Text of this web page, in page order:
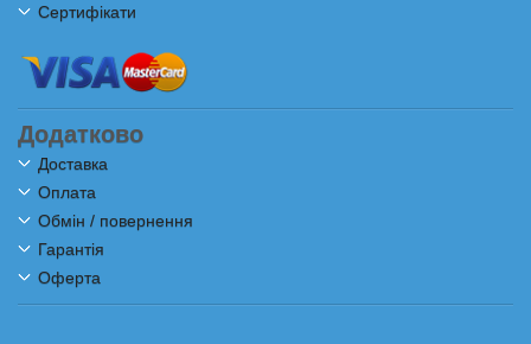
Сертифікати
Додатково
Доставка
Оплата
Обмін / повернення
Гарантія
Оферта